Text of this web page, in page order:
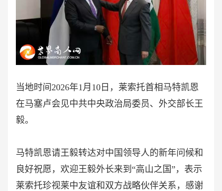
当地时间 2026年1月10日，莱索托首相马特凯恩
在马塞卢会见中共中央政治局委员、外交部长王
毅。
马特凯恩请王毅转达对中国领导人的新年问候和
良好祝愿，欢迎王毅外长来到 “高山之国”，表示
莱索托珍视莱中友谊和双方战略伙伴关系，感谢